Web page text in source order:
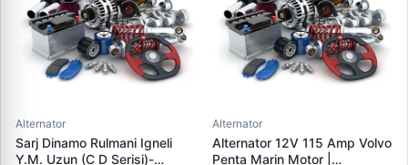
Alternator
Sarj Dinamo Rulmani Igneli
Y.M. Uzun (C D Serisi)-
Alternator
Alternator 12V 115 Amp Volvo
Penta Marin Motor |